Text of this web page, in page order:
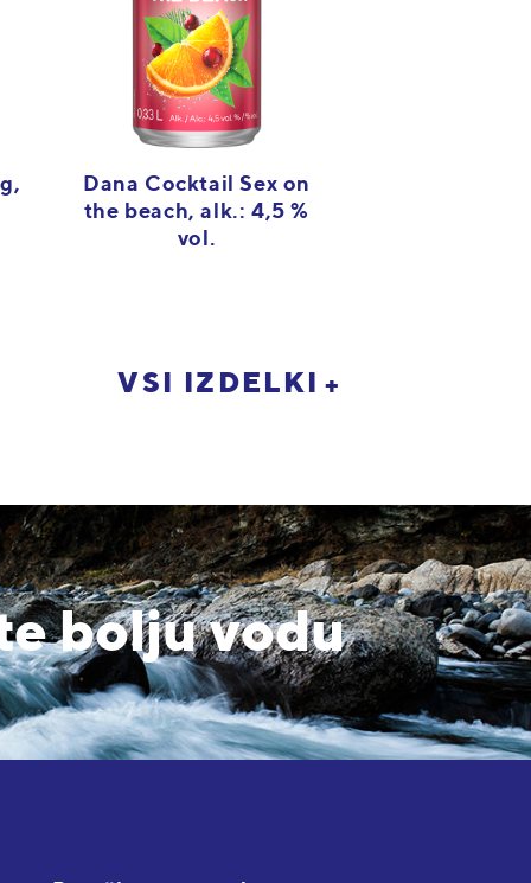
Dana Cocktail Sex on
the beach, alk.: 4,5 %
vol.
VSI IZDELKI
bolju vodu